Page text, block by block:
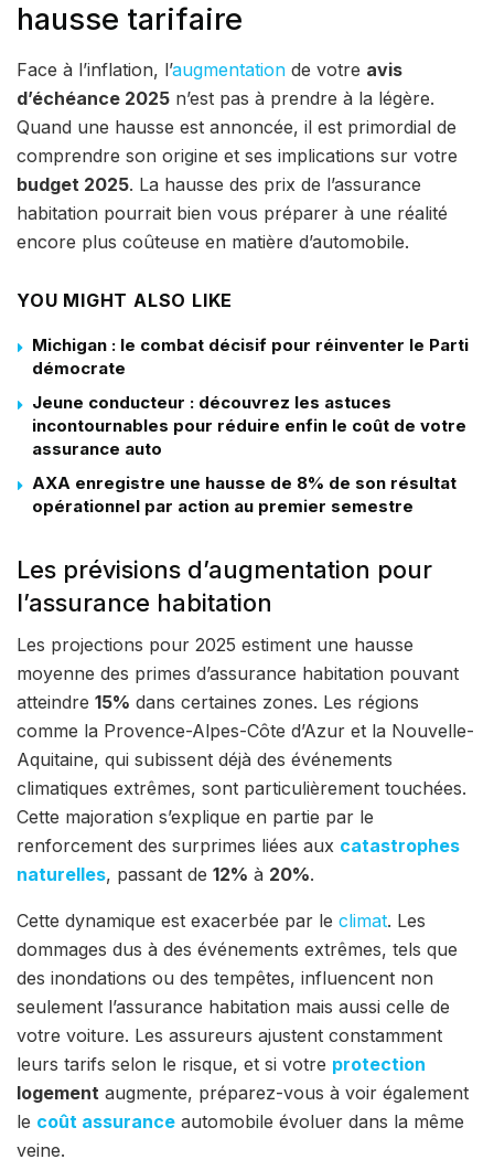
hausse tarifaire
Face à l’inflation, l’augmentation de votre avis
d’échéance 2025 n’est pas à prendre à la légère.
Quand une hausse est annoncée, il est primordial de
comprendre son origine et ses implications sur votre
budget 2025. La hausse des prix de l’assurance
habitation pourrait bien vous préparer à une réalité
encore plus coûteuse en matière d’automobile.
YOU MIGHT ALSO LIKE
Michigan : le combat décisif pour réinventer le Parti
démocrate
Jeune conducteur : découvrez les astuces
incontournables pour réduire enfin le coût de votre
assurance auto
AXA enregistre une hausse de 8% de son résultat
opérationnel par action au premier semestre
Les prévisions d’augmentation pour
l’assurance habitation
Les projections pour 2025 estiment une hausse
moyenne des primes d’assurance habitation pouvant
atteindre 15% dans certaines zones. Les régions
comme la Provence-Alpes-Côte d’Azur et la Nouvelle-
Aquitaine, qui subissent déjà des événements
climatiques extrêmes, sont particulièrement touchées.
Cette majoration s’explique en partie par le
renforcement des surprimes liées aux catastrophes
naturelles, passant de 12% à 20%.
Cette dynamique est exacerbée par le climat. Les
dommages dus à des événements extrêmes, tels que
des inondations ou des tempêtes, influencent non
seulement l’assurance habitation mais aussi celle de
votre voiture. Les assureurs ajustent constamment
leurs tarifs selon le risque, et si votre protection
logement augmente, préparez-vous à voir également
le coût assurance automobile évoluer dans la même
veine.